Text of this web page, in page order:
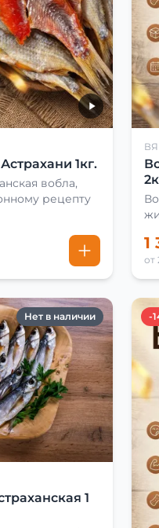
1кг.
вобла,
рецепту
1
от
Нет в наличии
1
-